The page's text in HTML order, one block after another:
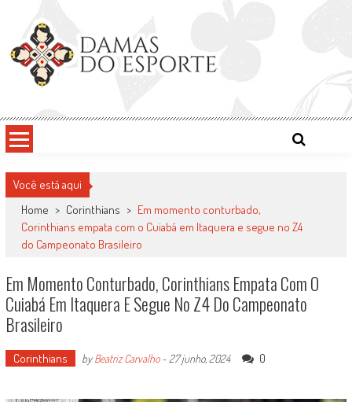
content
Damas do Esporte
Você está aqui
Home > Corinthians > Em momento conturbado,
Corinthians empata com o Cuiabá em Itaquera e segue no Z4
do Campeonato Brasileiro
Em Momento Conturbado, Corinthians Empata Com O
Cuiabá Em Itaquera E Segue No Z4 Do Campeonato
Brasileiro
Corinthians byBeatriz Carvalho- 27 junho, 2024 0